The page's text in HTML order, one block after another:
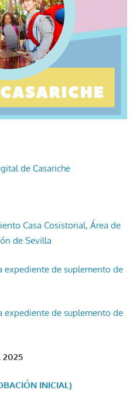
de Casariche
Casa Cosistorial, Área de
de Sevilla
de suplemento de
de suplemento de
2025
INICIAL)